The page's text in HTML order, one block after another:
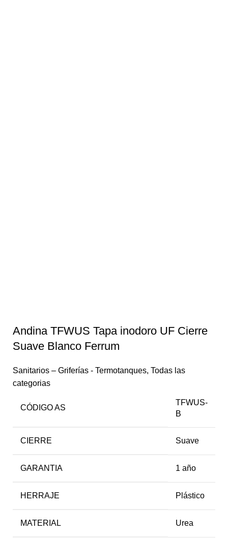
Andina TFWUS Tapa inodoro UF Cierre
Suave Blanco Ferrum
Sanitarios – Griferías - Termotanques, Todas las
categorias
CÓDIGO AS
TFWUS-
B
CIERRE Suave
GARANTIA 1 año
HERRAJE Plástico
MATERIAL Urea